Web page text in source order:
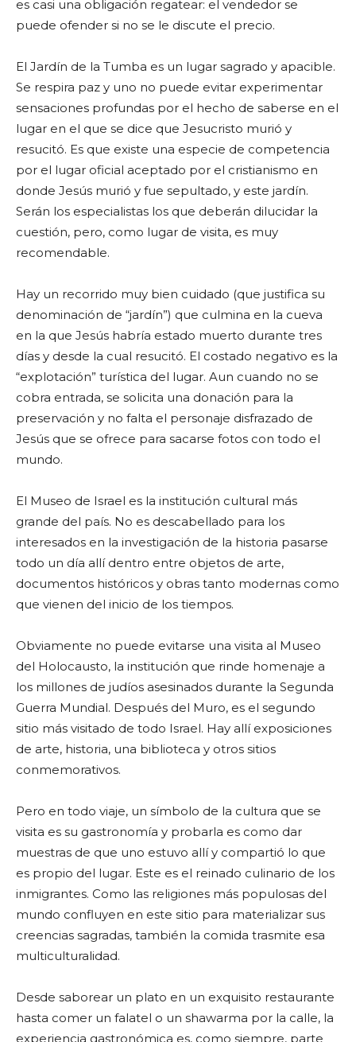
es casi una obligación regatear: el vendedor se
puede ofender si no se le discute el precio.
El Jardín de la Tumba es un lugar sagrado y apacible.
Se respira paz y uno no puede evitar experimentar
sensaciones profundas por el hecho de saberse en el
lugar en el que se dice que Jesucristo murió y
resucitó. Es que existe una especie de competencia
por el lugar oficial aceptado por el cristianismo en
donde Jesús murió y fue sepultado, y este jardín.
Serán los especialistas los que deberán dilucidar la
cuestión, pero, como lugar de visita, es muy
recomendable.
Hay un recorrido muy bien cuidado (que justifica su
denominación de “jardín”) que culmina en la cueva
en la que Jesús habría estado muerto durante tres
días y desde la cual resucitó. El costado negativo es la
“explotación” turística del lugar. Aun cuando no se
cobra entrada, se solicita una donación para la
preservación y no falta el personaje disfrazado de
Jesús que se ofrece para sacarse fotos con todo el
mundo.
El Museo de Israel es la institución cultural más
grande del país. No es descabellado para los
interesados en la investigación de la historia pasarse
todo un día allí dentro entre objetos de arte,
documentos históricos y obras tanto modernas como
que vienen del inicio de los tiempos.
Obviamente no puede evitarse una visita al Museo
del Holocausto, la institución que rinde homenaje a
los millones de judíos asesinados durante la Segunda
Guerra Mundial. Después del Muro, es el segundo
sitio más visitado de todo Israel. Hay allí exposiciones
de arte, historia, una biblioteca y otros sitios
conmemorativos.
Pero en todo viaje, un símbolo de la cultura que se
visita es su gastronomía y probarla es como dar
muestras de que uno estuvo allí y compartió lo que
es propio del lugar. Este es el reinado culinario de los
inmigrantes. Como las religiones más populosas del
mundo confluyen en este sitio para materializar sus
creencias sagradas, también la comida trasmite esa
multiculturalidad.
Desde saborear un plato en un exquisito restaurante
hasta comer un falatel o un shawarma por la calle, la
experiencia gastronómica es, como siempre, parte